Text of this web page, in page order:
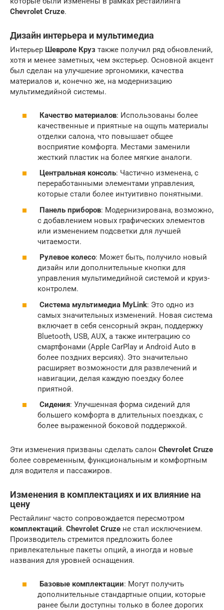
Chevrolet Cruze.
Дизайн интерьера и мультимедиа
Интерьер Шевроле Круз также получил ряд обновлений,
хотя и менее заметных, чем экстерьер. Основной акцент
был сделан на улучшение эргономики, качества
материалов и, конечно же, на модернизацию
мультимедийной системы.
Качество материалов: Использованы более
качественные и приятные на ощупь материалы
отделки салона, что повышает общее
восприятие комфорта. Местами заменили
жесткий пластик на более мягкие аналоги.
Центральная консоль: Частично изменена, с
переработанными элементами управления,
которые стали более интуитивно понятными.
Панель приборов: Модернизирована, возможно,
с добавлением новых графических элементов
или изменением подсветки для лучшей
читаемости.
Рулевое колесо: Может быть, получило новый
дизайн или дополнительные кнопки для
управления мультимедийной системой и круиз-
контролем.
Система мультимедиа MyLink: Это одно из
самых значительных изменений. Новая система
включает в себя сенсорный экран, поддержку
Bluetooth, USB, AUX, а также интеграцию со
смартфонами (Apple CarPlay и Android Auto в
более поздних версиях). Это значительно
расширяет возможности для развлечений и
навигации, делая каждую поездку более
приятной.
Сидения: Улучшенная форма сидений для
большего комфорта в длительных поездках, с
более выраженной боковой поддержкой.
Эти изменения призваны сделать салон Chevrolet Cruze
более современным, функциональным и комфортным
для водителя и пассажиров.
Изменения в комплектациях и их влияние на
цену
Рестайлинг часто сопровождается пересмотром
комплектаций. Chevrolet Cruze не стал исключением.
Производитель стремится предложить более
привлекательные пакеты опций, а иногда и новые
названия для уровней оснащения.
Базовые комплектации: Могут получить
дополнительные стандартные опции, которые
ранее были доступны только в более дорогих